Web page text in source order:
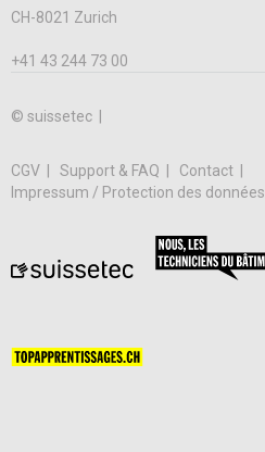
CH-8021 Zurich
+41 43 244 73 00
© suissetec |
CGV Support & FAQ
Contact
Impressum / Protection des données